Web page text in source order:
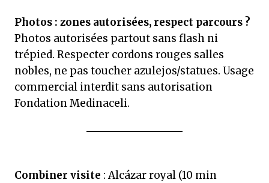
Photos : zones autorisées, respect parcours ?
Photos autorisées partout sans flash ni
trépied. Respecter cordons rouges salles
nobles, ne pas toucher azulejos/statues. Usage
commercial interdit sans autorisation
Fondation Medinaceli.
Combiner visite : Alcázar royal (10 min